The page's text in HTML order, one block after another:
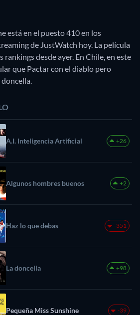
está en el puesto 410 en los
de JustWatch hoy. La película
rankings desde ayer. En Chile, en este
que Pactar con el diablo pero
A.I. Inteligencia Artificial +26
Algunos hombres buenos +2
Haz lo que debas -351
La doncella +98
Pequeña Miss Sunshine -39